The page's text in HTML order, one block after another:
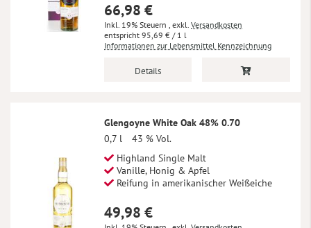
66,98 €
Inkl. 19% Steuern , exkl. Versandkosten
95,69 € / 1 l
Informationen zur Lebensmittel Kennzeichnung
Details
Glengoyne White Oak 48% 0.70
0,7 l
43 % Vol.
Highland Single Malt
Vanille, Honig & Apfel
Reifung in amerikanischer Weißeiche
49,98 €